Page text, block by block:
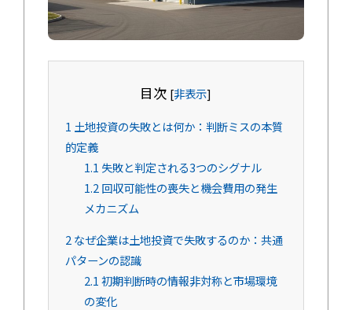
目次 [非表示]
1 土地投資の失敗とは何か：判断ミスの本質
的定義
1.1 失敗と判定される3つのシグナル
1.2回収可能性の喪失と機会費用の発生
メカニズム
2なぜ企業は土地投資で失敗するのか：共通
パターンの認識
2.1初期判断時の情報非対称と市場環境
の変化